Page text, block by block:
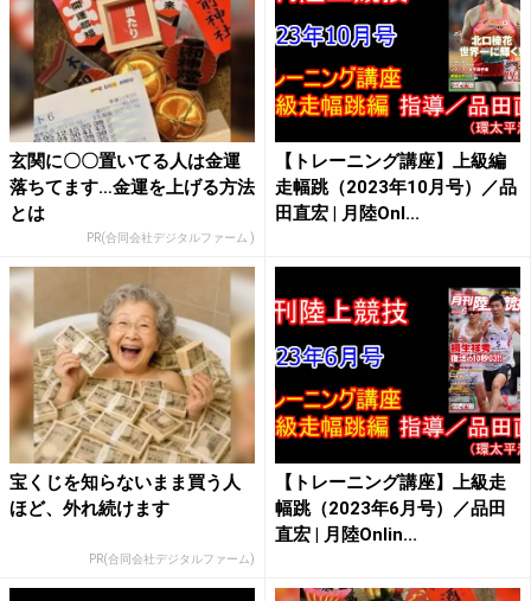
玄関に〇〇置いてる人は金運
落ちてます…金運を上げる方法
とは
PR(合同会社デジタルファーム )
【トレーニング講座】上級編
走幅跳（2023年10月号）／品
田直宏 | 月陸Onl...
宝くじを知らないまま買う人
ほど、外れ続けます
PR(合同会社デジタルファーム)
【トレーニング講座】上級走
幅跳（2023年6月号）／品田
直宏 | 月陸Onlin...